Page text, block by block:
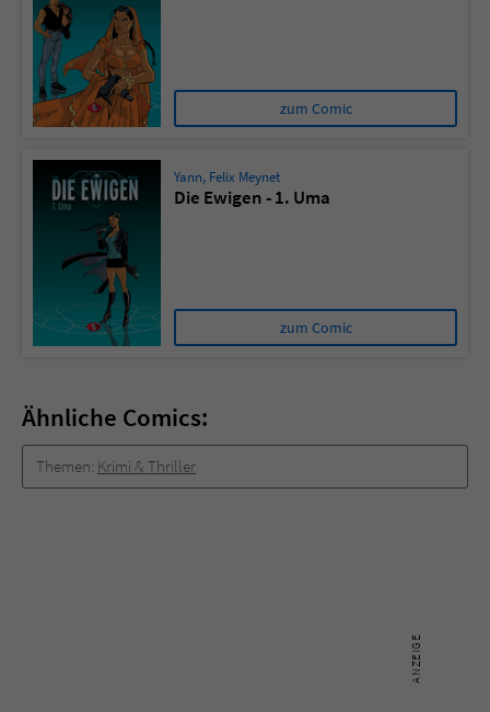
zum Comic
Yann, Felix Meynet
Die Ewigen - 1. Uma
zum Comic
Ähnliche Comics:
Themen: Krimi & Thriller